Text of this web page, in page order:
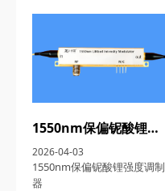
1550nm保偏铌酸锂强度调制器
2026-04-03
1550nm保偏铌酸锂强度调制
器